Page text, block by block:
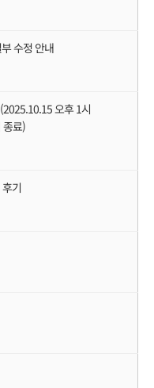
수정 안내
오후 1시
종료)
기